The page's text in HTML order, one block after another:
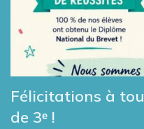
Félicitations à
de 3ᵉ !